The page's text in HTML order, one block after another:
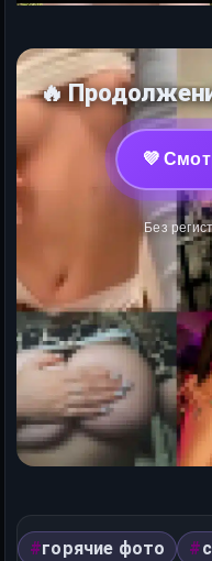
🔥
💜
Без
горячие фото